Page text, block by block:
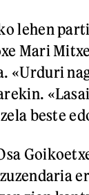
lehen
Mari
«Urduri
beste